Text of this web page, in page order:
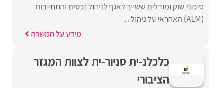
סיכוני שוק ומודלים ששייך לאגף לניהול נכסים והתחייבות
(ALM) האחראי על ניהול ...
מידע על המשרה
כלכלנ-ית סניור-ית לצוות המגזר
הציבורי